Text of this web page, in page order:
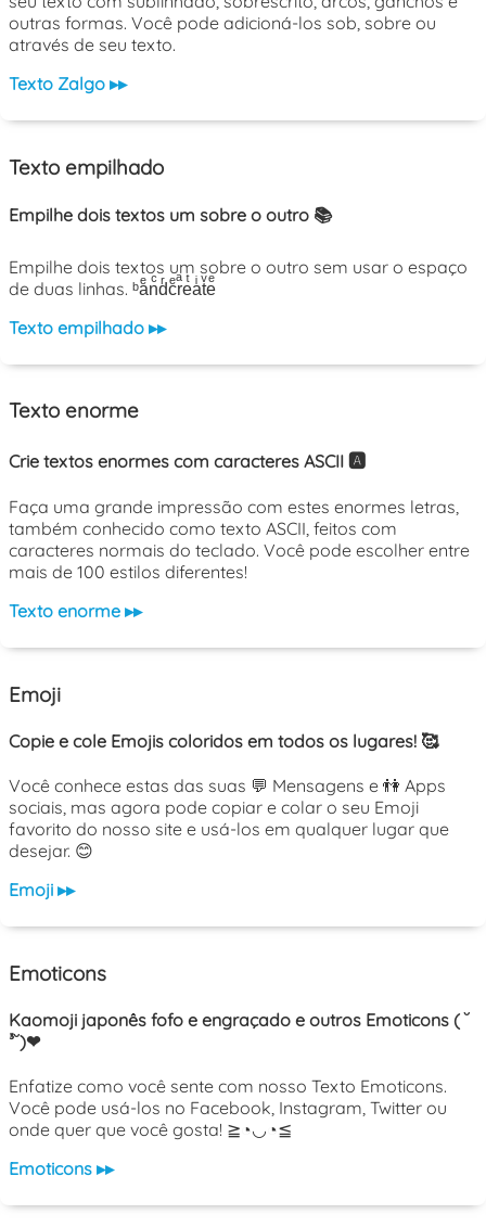
outras formas. Você pode adicioná-los sob, sobre ou
através de seu texto.
Texto Zalgo ▸▸
Texto empilhado
Empilhe dois textos um sobre o outro 📚
Empilhe dois textos um sobre o outro sem usar o espaço
de duas linhas. ᵇaͤnͨdͬcͤrͣeͭaͥtͮeͤ
Texto empilhado ▸▸
Texto enorme
Crie textos enormes com caracteres ASCII 🅰️
Faça uma grande impressão com estes enormes letras,
também conhecido como texto ASCII, feitos com
caracteres normais do teclado. Você pode escolher entre
mais de 100 estilos diferentes!
Texto enorme ▸▸
Emoji
Copie e cole Emojis coloridos em todos os lugares! 🥰
Você conhece estas das suas 💬 Mensagens e 👫 Apps
sociais, mas agora pode copiar e colar o seu Emoji
favorito do nosso site e usá-los em qualquer lugar que
desejar. 😊
Emoji ▸▸
Emoticons
Kaomoji japonês fofo e engraçado e outros Emoticons ( ˘
³˘)❤
Enfatize como você sente com nosso Texto Emoticons.
Você pode usá-los no Facebook, Instagram, Twitter ou
onde quer que você gosta! ≧◔◡◔≦
Emoticons ▸▸